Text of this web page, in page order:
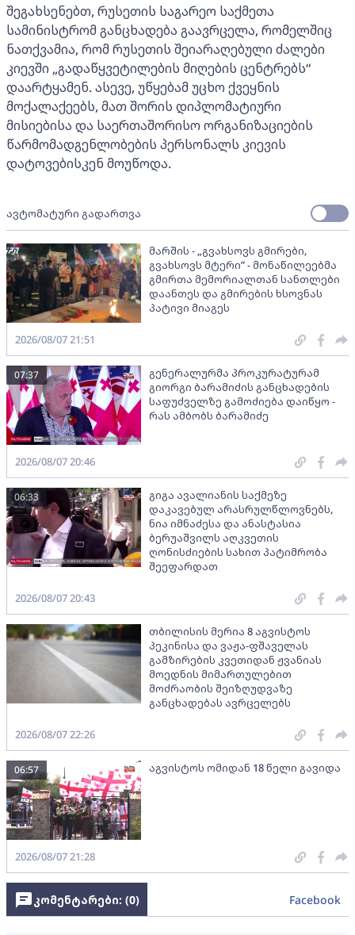
შეგახსენებთ, რუსეთის საგარეო საქმეთა
სამინისტრომ განცხადება გაავრცელა, რომელშიც
ნათქვამია, რომ რუსეთის შეიარაღებული ძალები
კიევში „გადაწყვეტილების მიღების ცენტრებს“
დაარტყამენ. ასევე, უწყებამ უცხო ქვეყნის
მოქალაქეებს, მათ შორის დიპლომატიური
მისიებისა და საერთაშორისო ორგანიზაციების
წარმომადგენლობების პერსონალს კიევის
დატოვებისკენ მოუწოდა.
ავტომატური გადართვა
მარშის - „გვახსოვს გმირები,
გვახსოვს მტერი” - მონაწილეებმა
გმირთა მემორიალთან სანთლები
დაანთეს და გმირების ხსოვნას
პატივი მიაგეს
2026/08/07 21:51
გენერალურმა პროკურატურამ
გიორგი ბარამიძის განცხადების
საფუძველზე გამოძიება დაიწყო -
რას ამბობს ბარამიძე
07:37
2026/08/07 20:46
გიგა ავალიანის საქმეზე
დაკავებულ არასრულწლოვნებს,
ნია იმნაძესა და ანასტასია
ბერუაშვილს აღკვეთის
ღონისძიების სახით პატიმრობა
შეეფარდათ
06:33
2026/08/07 20:43
თბილისის მერია 8 აგვისტოს
პეკინისა და ვაჟა-ფშაველას
გამზირების კვეთიდან ჟვანიას
მოედნის მიმართულებით
მოძრაობის შეიზღუდვაზე
განცხადებას ავრცელებს
2026/08/07 22:26
აგვისტოს ომიდან 18 წელი გავიდა
06:57
2026/08/07 21:28
კომენტარები: (0) Facebook